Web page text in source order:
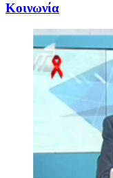
Κοινωνία